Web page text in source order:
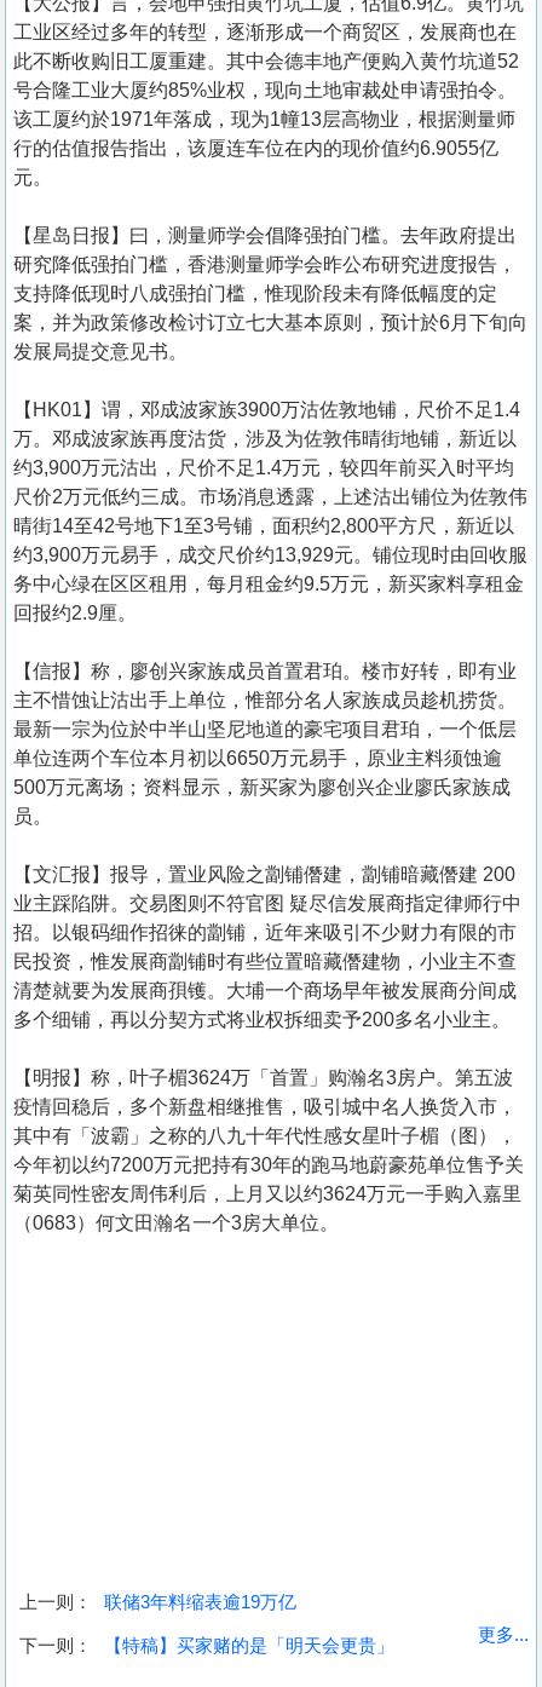
收
工业区经过多年的转型，逐渐形成一个商贸区，发展商也在
此不断收购旧工厦重建。其中会德丰地产便购入黄竹坑道52
号合隆工业大厦约85%业权，现向土地审裁处申请强拍令。
该工厦约於1971年落成，现为1幢13层高物业，根据测量师
行的估值报告指出，该厦连车位在内的现价值约6.9055亿
元。
【星岛日报】曰，测量师学会倡降强拍门槛。去年政府提出
研究降低强拍门槛，香港测量师学会昨公布研究进度报告，
支持降低现时八成强拍门槛，惟现阶段未有降低幅度的定
案，并为政策修改检讨订立七大基本原则，预计於6月下旬向
发展局提交意见书。
【HK01】谓，邓成波家族3900万沽佐敦地铺，尺价不足1.4
万。邓成波家族再度沽货，涉及为佐敦伟晴街地铺，新近以
约3,900万元沽出，尺价不足1.4万元，较四年前买入时平均
尺价2万元低约三成。市场消息透露，上述沽出铺位为佐敦伟
晴街14至42号地下1至3号铺，面积约2,800平方尺，新近以
约3,900万元易手，成交尺价约13,929元。铺位现时由回收服
务中心绿在区区租用，每月租金约9.5万元，新买家料享租金
回报约2.9厘。
【信报】称，廖创兴家族成员首置君珀。楼市好转，即有业
主不惜蚀让沽出手上单位，惟部分名人家族成员趁机捞货。
最新一宗为位於中半山坚尼地道的豪宅项目君珀，一个低层
单位连两个车位本月初以6650万元易手，原业主料须蚀逾
500万元离场；资料显示，新买家为廖创兴企业廖氏家族成
员。
【文汇报】报导，置业风险之劏铺僭建，劏铺暗藏僭建 200
业主踩陷阱。交易图则不符官图 疑尽信发展商指定律师行中
招。以银码细作招徕的劏铺，近年来吸引不少财力有限的市
民投资，惟发展商劏铺时有些位置暗藏僭建物，小业主不查
清楚就要为发展商孭镬。大埔一个商场早年被发展商分间成
多个细铺，再以分契方式将业权拆细卖予200多名小业主。
【明报】称，叶子楣3624万「首置」购瀚名3房户。第五波
疫情回稳后，多个新盘相继推售，吸引城中名人换货入市，
其中有「波霸」之称的八九十年代性感女星叶子楣（图），
今年初以约7200万元把持有30年的跑马地蔚豪苑单位售予关
菊英同性密友周伟利后，上月又以约3624万元一手购入嘉里
（0683）何文田瀚名一个3房大单位。
上一则： 联储3年料缩表逾19万亿
下一则： 【特稿】买家赌的是「明天会更贵」
更多...